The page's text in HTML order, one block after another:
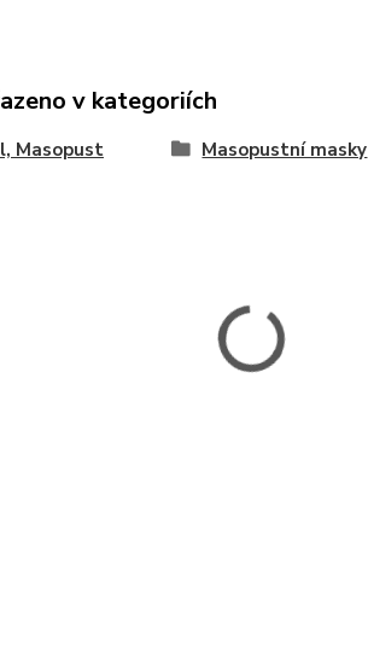
v kategoriích
Masopust Masopustní masky